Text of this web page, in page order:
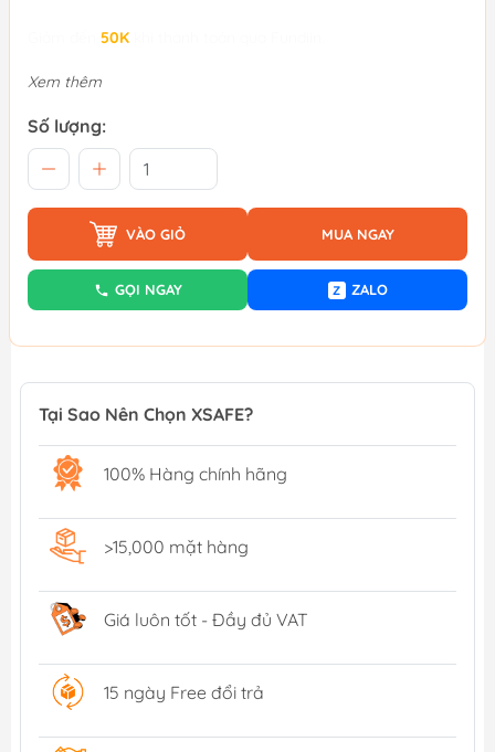
50K
Xem thêm
Số lượng:
VÀO GIỎ MUA NGAY
GỌI NGAY Z ZALO
Tại Sao Nên Chọn XSAFE?
100% Hàng chính hãng
>15,000 mặt hàng
Giá luôn tốt - Đầy đủ VAT
15 ngày Free đổi trả